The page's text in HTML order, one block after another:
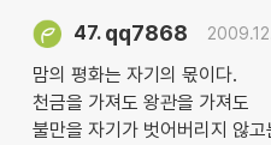
47. qq7868
맘의 평화는 자기의 몫이다.
천금을 가져도 왕관을 가져도
불만을 자기가 벗어버리지 않